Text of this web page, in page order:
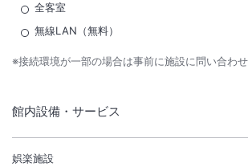
全客室
無線LAN（無料）
※接続環境が一部の場合は事前に施設に問い合わせ
館内設備・サービス
娯楽施設